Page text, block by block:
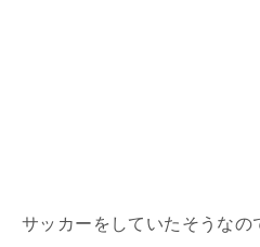
サッカーをしていたそうなの